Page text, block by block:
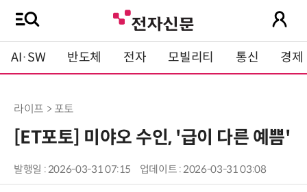
AI·SW 반도체 전자 모빌리티 통신 경제
라이프 > 포토
[ET포토] 미야오 수인, '급이 다른 예쁨'
발행일 : 2026-03-31 07:15 업데이트 : 2026-03-31 03:08